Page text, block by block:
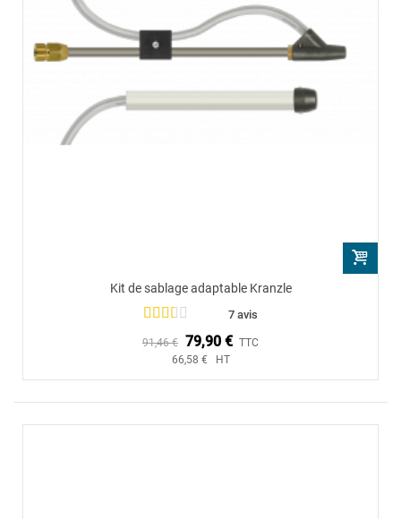
Kit de sablage adaptable Kranzle
7 avis
91,46 € 79,90 € TTC
66,58 € HT